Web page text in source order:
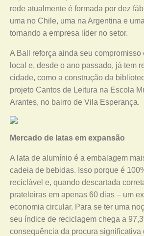
rede atualmente é formada por dez
uma no Chile, uma na Argentina e
tornando a empresa líder no setor.
A Ball reforça ainda seu compromisso
local e, desde o ano passado, já tem
cidade, como a construção da
projeto Cantos de Leitura na Escola
Arantes, no bairro de Vila Esperança.
Mercado de latas em expansão
A lata de alumínio é a embalagem
cadeia de bebidas. Isso porque é
reciclável e, quando descartada
prateleiras em apenas 60 dias – um
economia circular. Para se ter uma
seu índice de reciclagem chega a
consequência da procura significativa